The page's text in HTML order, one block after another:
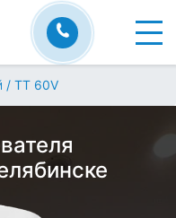
/ TT 60V